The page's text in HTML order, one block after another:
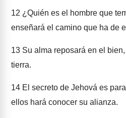
12 ¿Quién es el hombre que
enseñará el camino que ha de
13 Su alma reposará en el
tierra.
14 El secreto de Jehová es
ellos hará conocer su alianza.